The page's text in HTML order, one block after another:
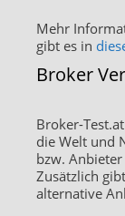
Mehr
gibt es in
Broker
Broker-
die Welt und
bzw.
Zusätzlich
alternative